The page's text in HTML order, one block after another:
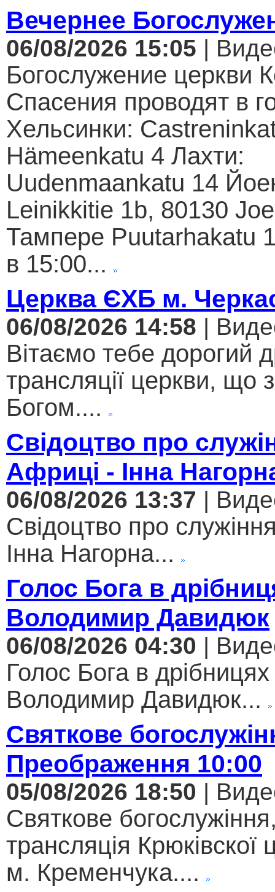
Вечернее
06/08/2026 15:05 |
Богослужение церкви
Спасения проводят в
Хельсинки:
Hämeenkatu 4 Лахти:
Uudenmaankatu 14
Leinikkitie 1b, 80130
Тампере Puutarhakatu
в 15:00...
Церква ЄХБ м.
06/08/2026 14:58 |
Вітаємо тебе дорогий
трансляції церкви, що
Богом....
Свідоцтво про
Африці - Інна
06/08/2026 13:37 |
Свідоцтво про
Інна Нагорна...
Голос Бога в
Володимир Давидюк
06/08/2026 04:30 |
Голос Бога в
Володимир Давидюк...
Святкове
Преображення 10:00
05/08/2026 18:50 |
Святкове
трансляція
м. Кременчука....